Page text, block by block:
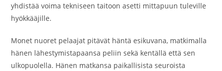
yhdistää voima tekniseen taitoon asetti mittapuun tuleville
hyökkääjille.
Monet nuoret pelaajat pitävät häntä esikuvana, matkimalla
hänen lähestymistapaansa peliin sekä kentällä että sen
ulkopuolella. Hänen matkansa paikallisista seuroista